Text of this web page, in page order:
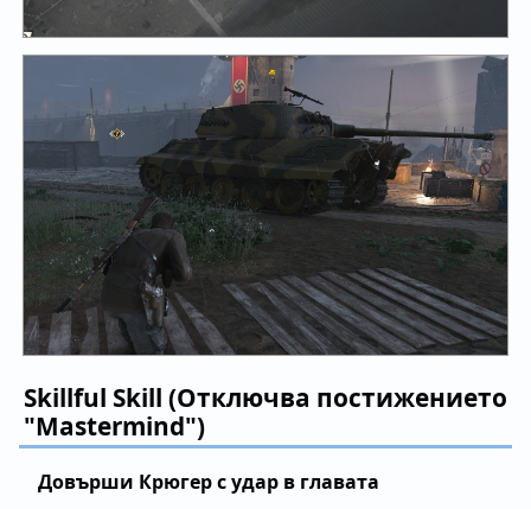
Skillful Skill (Отключва постижението
"Mastermind")
Довърши Крюгер с удар в главата